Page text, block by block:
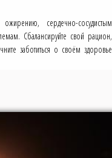
сердечно-сосудистым
Сбалансируйте свой рацион,
заботиться о своём здоровье